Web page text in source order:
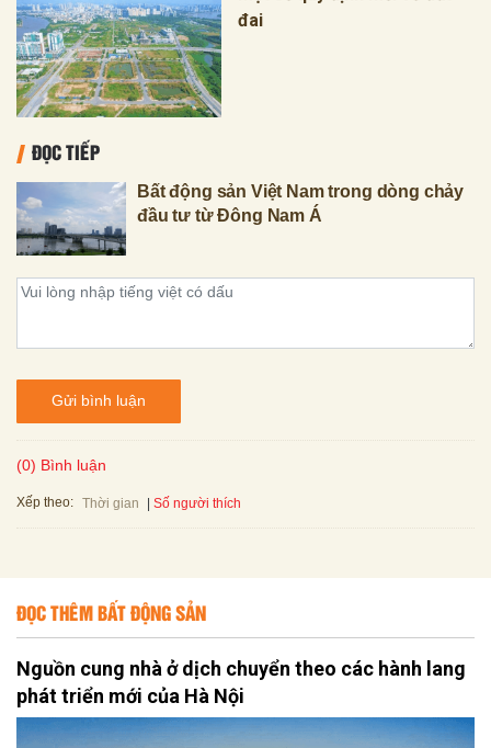
đai
ĐỌC TIẾP
Bất động sản Việt Nam trong dòng chảy
đầu tư từ Đông Nam Á
Gửi bình luận
(0) Bình luận
Xếp theo: Thời gian Số người thích
ĐỌC THÊM BẤT ĐỘNG SẢN
Nguồn cung nhà ở dịch chuyển theo các hành lang
phát triển mới của Hà Nội